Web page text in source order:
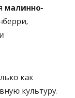
малинно-
как
культуру.